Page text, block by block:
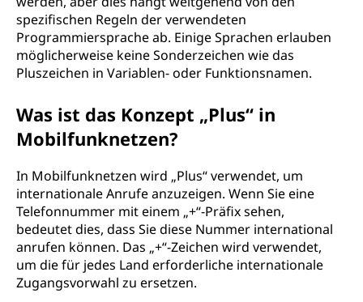
spezifischen Regeln der verwendeten
Programmiersprache ab. Einige Sprachen erlauben
möglicherweise keine Sonderzeichen wie das
Pluszeichen in Variablen- oder Funktionsnamen.
Was ist das Konzept „Plus“ in
Mobilfunknetzen?
In Mobilfunknetzen wird „Plus“ verwendet, um
internationale Anrufe anzuzeigen. Wenn Sie eine
Telefonnummer mit einem „+“-Präfix sehen,
bedeutet dies, dass Sie diese Nummer international
anrufen können. Das „+“-Zeichen wird verwendet,
um die für jedes Land erforderliche internationale
Zugangsvorwahl zu ersetzen.